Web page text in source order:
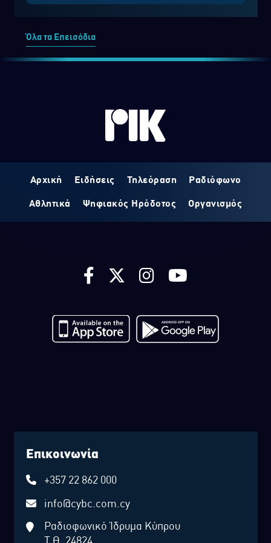
Όλα τα Επεισόδια
Αρχική Ειδήσεις Τηλεόραση Ραδιόφωνο
Αθλητικά Ψηφιακός Ηρόδοτος Οργανισμός
Επικοινωνία
+357 22 862 000
info@cybc.com.cy
Ραδιοφωνικό Ίδρυμα Κύπρου